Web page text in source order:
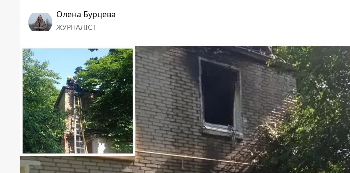
Олена Бурцева
ЖУРНАЛІСТ